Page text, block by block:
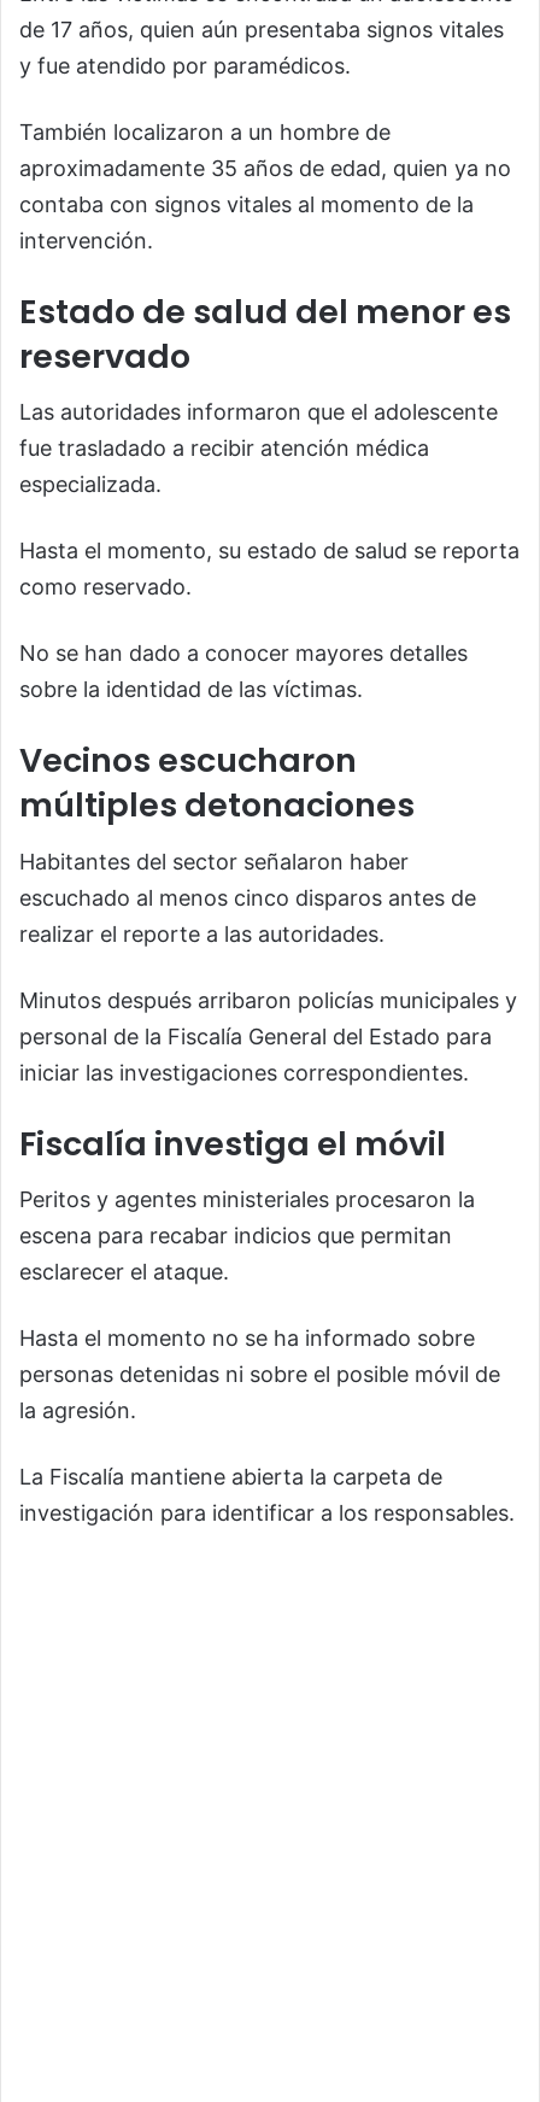
de 17 años, quien aún presentaba signos vitales
y fue atendido por paramédicos.
También localizaron a un hombre de
aproximadamente 35 años de edad, quien ya no
contaba con signos vitales al momento de la
intervención.
Estado de salud del menor es
reservado
Las autoridades informaron que el adolescente
fue trasladado a recibir atención médica
especializada.
Hasta el momento, su estado de salud se reporta
como reservado.
No se han dado a conocer mayores detalles
sobre la identidad de las víctimas.
Vecinos escucharon
múltiples detonaciones
Habitantes del sector señalaron haber
escuchado al menos cinco disparos antes de
realizar el reporte a las autoridades.
Minutos después arribaron policías municipales y
personal de la Fiscalía General del Estado para
iniciar las investigaciones correspondientes.
Fiscalía investiga el móvil
Peritos y agentes ministeriales procesaron la
escena para recabar indicios que permitan
esclarecer el ataque.
Hasta el momento no se ha informado sobre
personas detenidas ni sobre el posible móvil de
la agresión.
La Fiscalía mantiene abierta la carpeta de
investigación para identificar a los responsables.